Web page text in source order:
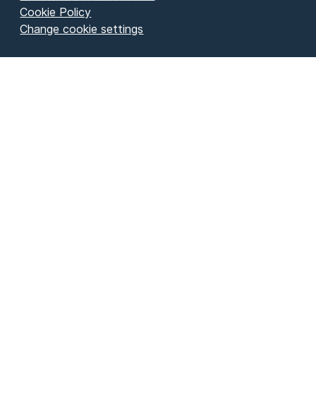
Cookie Policy
Change cookie settings